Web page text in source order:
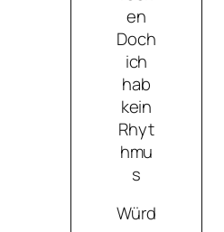
en
Doch
ich
hab
kein
Rhyt
hmu
s
Würd